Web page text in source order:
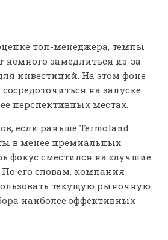
топ-менеджера, темпы
немного замедлиться из-за
инвестиций. На этом фоне
на запуске
перспективных местах.
если раньше Termoland
в менее премиальных
фокус сместился на «лучшие
его словам, компания
текущую рыночную
наиболее эффективных